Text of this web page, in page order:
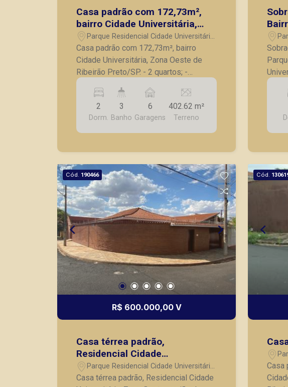
Casa padrão com 172,73m²,
bairro Cidade Universitária,
Zona Oeste de Ribeirão
Preto/SP.
Parque Residencial Cidade Universitária
- Ribeirão Preto/SP
Casa padrão com 172,73m², bairro
Cidade Universitária, Zona Oeste de
Ribeirão Preto/SP. - 2 quartos; -
Banheiro social; - Sala para 2
ambientes; - Cozinha; - Varanda
gourmet com churrasqueira; - Piscina; -
Quintal amplo; - 5 vagas de garagem. A
Piramid tem como objetivo atender
imóveis prontos, usados ou mesmo
nos principais lançamentos da cidade
de Ribeirão Preto.
2
Dorm.
3
Banho
6
Garagens
402.62 m²
Terreno
-
Preto/SP. - 3 quartos,
1
com
sendo 2
a
das
tem
Cód. 190466
R$ 600.000,00 V
Casa térrea padrão,
Residencial Cidade
Universitária, Zona Oeste,
região da USP, Ribeirão Preto
Parque Residencial Cidade Universitária
- Ribeirão Preto/SP
Casa térrea padrão, Residencial Cidade
Cód.
-
Casa